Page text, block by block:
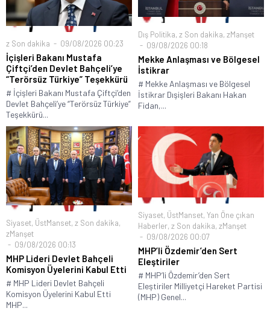
z Son dakika 09/08/2026 00:23
İçişleri Bakanı Mustafa
Çiftçi’den Devlet Bahçeli’ye
“Terörsüz Türkiye” Teşekkürü
# İçişleri Bakanı Mustafa Çiftçi’den
Devlet Bahçeli’ye “Terörsüz Türkiye”
Teşekkürü...
Dış Politika, z Son dakika, zManşet
09/08/2026 00:18
Mekke Anlaşması ve Bölgesel
İstikrar
# Mekke Anlaşması ve Bölgesel
İstikrar Dışişleri Bakanı Hakan
Fidan,...
Siyaset, ÜstManset, z Son dakika,
zManşet
09/08/2026 00:13
MHP Lideri Devlet Bahçeli
Komisyon Üyelerini Kabul Etti
# MHP Lideri Devlet Bahçeli
Komisyon Üyelerini Kabul Etti
MHP...
Siyaset, ÜstManset, Yan Öne çıkan
Haberler, z Son dakika, zManşet
09/08/2026 00:07
MHP’li Özdemir’den Sert
Eleştiriler
# MHP’li Özdemir’den Sert
Eleştiriler Milliyetçi Hareket Partisi
(MHP) Genel...